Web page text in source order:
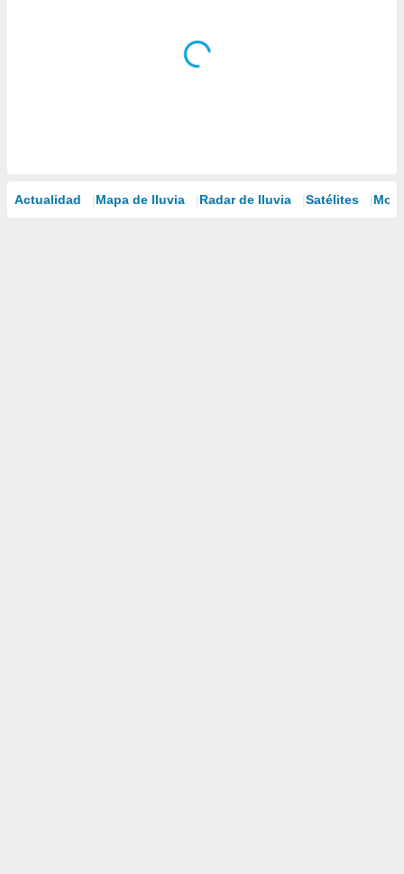
Actualidad Mapa de lluvia Radar de lluvia Satélites